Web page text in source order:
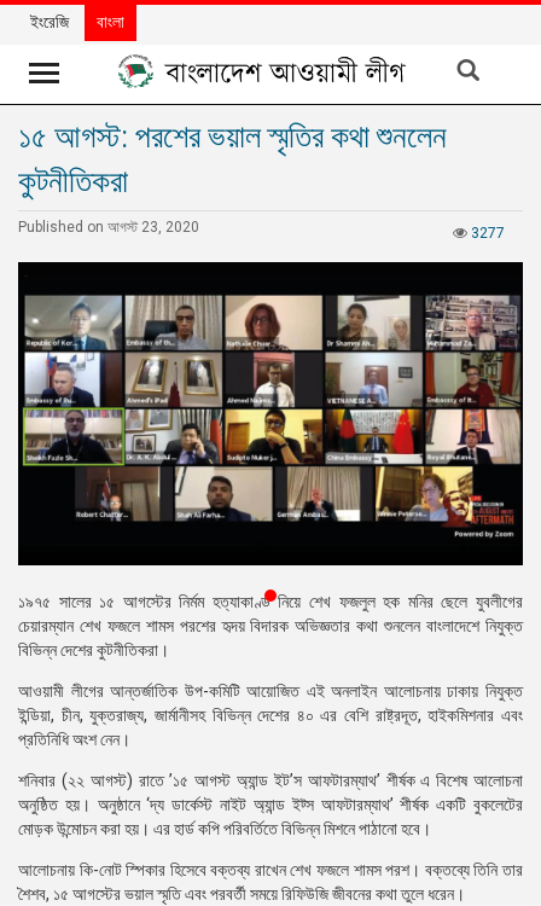
খবর
দলের
বিশেষ
নিবন্ধ
বিশেষ
প্রতিবেদন
মতামত
উন্নয়নের
নিউজলেটার
প্রেস
রিলিজ
প্রকাশনা
গ্যালারি
বিএনপি-
সহিংসতা
সংগঠন
নির্বাচনী
ইংরেজি বাংলা
১৫ আগস্ট: পরশের ভয়াল স্মৃতির কথা শুনলেন
কুটনীতিকরা
3277
Published on আগস্ট 23, 2020
১৯৭৫ সালের ১৫ আগস্টের নির্মম হত্যাকাণ্ড নিয়ে শেখ ফজলুল হক মনির ছেলে যুবলীগের
চেয়ারম্যান শেখ ফজলে শামস পরশের হৃদয় বিদারক অভিজ্ঞতার কথা শুনলেন বাংলাদেশে নিযুক্ত
বিভিন্ন দেশের কুটনীতিকরা।
আওয়ামী লীগের আন্তর্জাতিক উপ-কমিটি আয়োজিত এই অনলাইন আলোচনায় ঢাকায় নিযুক্ত
ইন্ডিয়া, চীন, যুক্তরাজ্য, জার্মানীসহ বিভিন্ন দেশের ৪০ এর বেশি রাষ্ট্রদূত, হাইকমিশনার এবং
প্রতিনিধি অংশ নেন।
শনিবার (২২ আগস্ট) রাতে ’১৫ আগস্ট অ্যান্ড ইট’স আফটারম্যাথ’ শীর্ষক এ বিশেষ আলোচনা
অনুষ্ঠিত হয়। অনুষ্ঠানে ‘দ্য ডার্কেস্ট নাইট অ্যান্ড ইট্স আফটারম্যাথ’ শীর্ষক একটি বুকলেটের
মোড়ক উন্মোচন করা হয়। এর হার্ড কপি পরিবর্তিতে বিভিন্ন মিশনে পাঠানো হবে।
আলোচনায় কি-নোট স্পিকার হিসেবে বক্তব্য রাখেন শেখ ফজলে শামস পরশ। বক্তব্যে তিনি তার
শৈশব, ১৫ আগস্টের ভয়াল স্মৃতি এবং পরবর্তী সময়ে রিফিউজি জীবনের কথা তুলে ধরেন।